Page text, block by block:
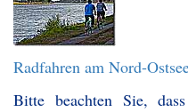
Radfahren am Nord-
Bitte beachten Sie,